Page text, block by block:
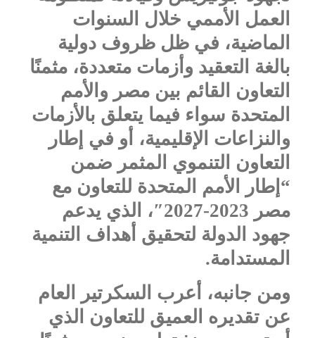
العمل الأممي خلال السنوات
الماضية، في ظل ظروف دولية
بالغة التعقيد وأزمات متعددة، مثمنًا
التعاون القائم بين مصر والأمم
المتحدة سواء فيما يتعلق بالأزمات
والنزاعات الإقليمية، أو في إطار
التعاون التنموي المثمر ضمن
“إطار الأمم المتحدة للتعاون مع
مصر 2023-2027″، الذي يدعم
جهود الدولة لتحقيق أهداف التنمية
المستدامة.
ومن جانبه، أعرب السكرتير العام
عن تقديره العميق للتعاون الذي